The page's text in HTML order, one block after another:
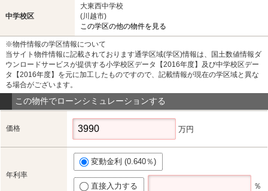
中学校区
大東西中学校
(川越市)
この学区の他の物件を見る
※物件情報の学区情報について
当サイト物件情報に記載されております通学区域(学区)情報は、国土数値情報ダ
ウンロードサービスが提供する小学校区データ【2016年度】及び中学校区デー
タ【2016年度】を元に加工したものですので、記載情報が現在の学区域と異な
る場合がございます。
この物件でローンシミュレーションする
価格 万円
年利率
変動金利 (0.640％)
直接入力する ％